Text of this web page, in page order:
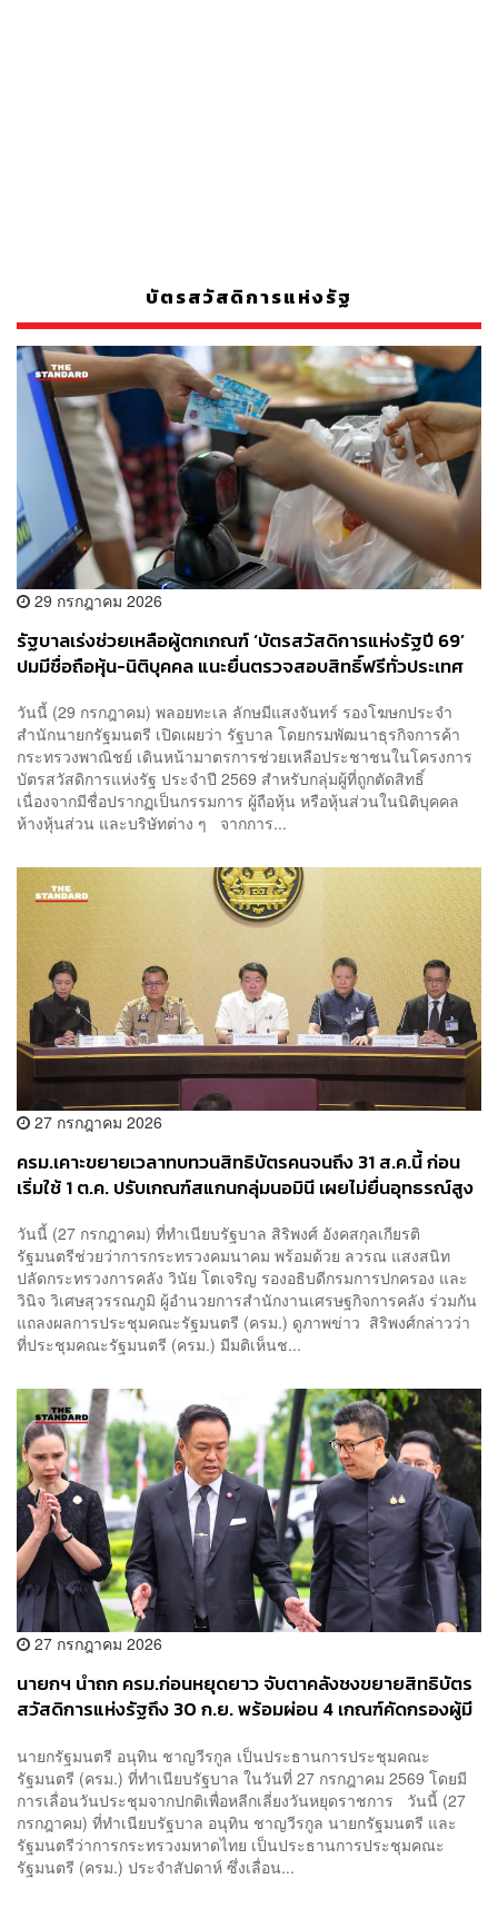
บัตรสวัสดิการแห่งรัฐ
29 กรกฎาคม 2026
รัฐบาลเร่งช่วยเหลือผู้ตกเกณฑ์ ‘บัตรสวัสดิการแห่งรัฐปี 69’
ปมมีชื่อถือหุ้น-นิติบุคคล แนะยื่นตรวจสอบสิทธิ์ฟรีทั่วประเทศ
วันนี้ (29 กรกฎาคม) พลอยทะเล ลักษมีแสงจันทร์ รองโฆษกประจำ
สำนักนายกรัฐมนตรี เปิดเผยว่า รัฐบาล โดยกรมพัฒนาธุรกิจการค้า
กระทรวงพาณิชย์ เดินหน้ามาตรการช่วยเหลือประชาชนในโครงการ
บัตรสวัสดิการแห่งรัฐ ประจำปี 2569 สำหรับกลุ่มผู้ที่ถูกตัดสิทธิ์
เนื่องจากมีชื่อปรากฏเป็นกรรมการ ผู้ถือหุ้น หรือหุ้นส่วนในนิติบุคคล
ห้างหุ้นส่วน และบริษัทต่าง ๆ จากการ...
27 กรกฎาคม 2026
ครม.เคาะขยายเวลาทบทวนสิทธิบัตรคนจนถึง 31 ส.ค.นี้ ก่อน
เริ่มใช้ 1 ต.ค. ปรับเกณฑ์สแกนกลุ่มนอมินี เผยไม่ยื่นอุทธรณ์สูง
วันนี้ (27 กรกฎาคม) ที่ทำเนียบรัฐบาล สิริพงศ์ อังคสกุลเกียรติ
รัฐมนตรีช่วยว่าการกระทรวงคมนาคม พร้อมด้วย ลวรณ แสงสนิท
ปลัดกระทรวงการคลัง วินัย โตเจริญ รองอธิบดีกรมการปกครอง และ
วินิจ วิเศษสุวรรณภูมิ ผู้อำนวยการสำนักงานเศรษฐกิจการคลัง ร่วมกัน
แถลงผลการประชุมคณะรัฐมนตรี (ครม.) ดูภาพข่าว สิริพงศ์กล่าวว่า
ที่ประชุมคณะรัฐมนตรี (ครม.) มีมติเห็นช...
27 กรกฎาคม 2026
นายกฯ นำถก ครม.ก่อนหยุดยาว จับตาคลังชงขยายสิทธิบัตร
สวัสดิการแห่งรัฐถึง 30 ก.ย. พร้อมผ่อน 4 เกณฑ์คัดกรองผู้มี
นายกรัฐมนตรี อนุทิน ชาญวีรกูล เป็นประธานการประชุมคณะ
รัฐมนตรี (ครม.) ที่ทำเนียบรัฐบาล ในวันที่ 27 กรกฎาคม 2569 โดยมี
การเลื่อนวันประชุมจากปกติเพื่อหลีกเลี่ยงวันหยุดราชการ วันนี้ (27
กรกฎาคม) ที่ทำเนียบรัฐบาล อนุทิน ชาญวีรกูล นายกรัฐมนตรี และ
รัฐมนตรีว่าการกระทรวงมหาดไทย เป็นประธานการประชุมคณะ
รัฐมนตรี (ครม.) ประจำสัปดาห์ ซึ่งเลื่อน...